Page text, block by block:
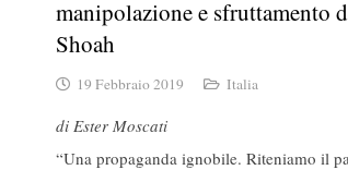
manipolazione e sfruttamento
Shoah
19 Febbraio 2019 Italia
di Ester Moscati
“Una propaganda ignobile. Riteniamo il